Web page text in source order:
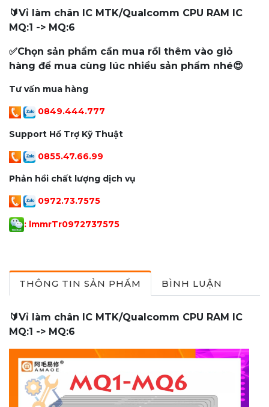
🔰Vỉ làm chân IC MTK/Qualcomm CPU RAM IC
MQ:1 -> MQ:6
✅Chọn sản phẩm cần mua rồi thêm vào giỏ
hàng để mua cùng lúc nhiều sản phẩm nhé😍
Tư vấn mua hàng
0849.444.777
Support Hổ Trợ Kỹ Thuật
0855.47.66.99
Phản hồi chất lượng dịch vụ
0972.73.7575
: lmmrTr0972737575
THÔNG TIN SẢN PHẨM BÌNH LUẬN
🔰Vỉ làm chân IC MTK/Qualcomm CPU RAM IC
MQ:1 -> MQ:6